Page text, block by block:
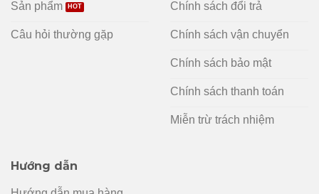
Sản phẩm
Câu hỏi thường gặp
Chính sách đổi trả
Chính sách vận chuyển
Chính sách bảo mật
Chính sách thanh toán
Miễn trừ trách nhiệm
Hướng dẫn